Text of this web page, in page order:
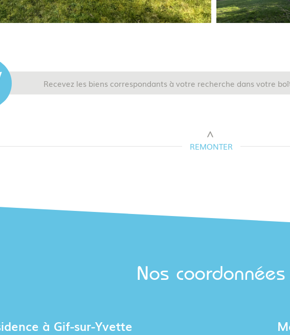
Recevez les biens correspondants à votre recherche dans votre
REMONTER
Nos coordonnées
à Gif-sur-Yvette